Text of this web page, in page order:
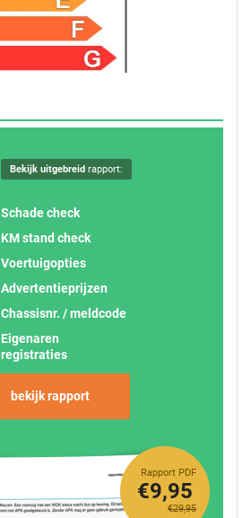
Bekijk uitgebreidrapport:
Schade check
KM stand check
Voertuigopties
Advertentieprijzen
Chassisnr. / meldcode
Eigenaren
registraties
bekijk rapport
Rapport PDF
€29,95
€9,95